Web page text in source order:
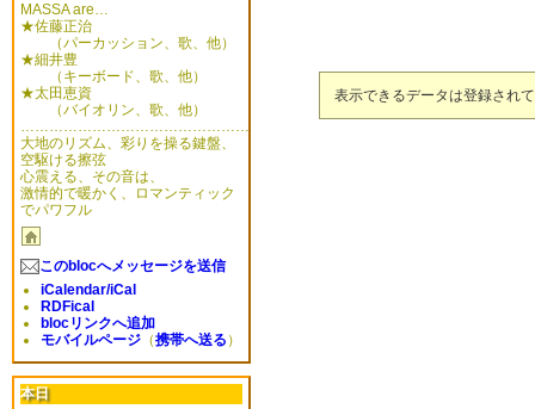
MASSA are…
★佐藤正治
（パーカッション、歌、他）
★細井豊
（キーボード、歌、他）
★太田恵資
（バイオリン、歌、他）
…………………………………………
大地のリズム、彩りを操る鍵盤、
空駆ける擦弦
心震える、その音は、
激情的で暖かく、ロマンティック
でパワフル
このblocへメッセージを送信
iCalendar/iCal
RDFical
blocリンクへ追加
モバイルページ（携帯へ送る ）
本日
表示できるデータは登録され